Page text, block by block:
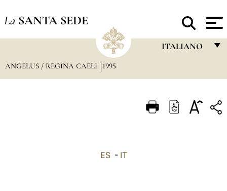
La SANTA SEDE
ITALIANO
ITALIANO
ANGELUS / REGINA CAELI 1995
ES- IT